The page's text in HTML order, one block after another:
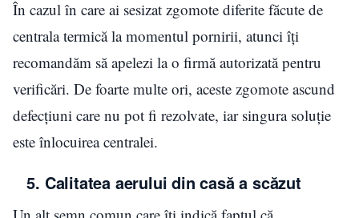
În cazul în care ai sesizat zgomote diferite făcute de
centrala termică la momentul pornirii, atunci îți
recomandăm să apelezi la o firmă autorizată pentru
verificări. De foarte multe ori, aceste zgomote ascund
defecțiuni care nu pot fi rezolvate, iar singura soluție
este înlocuirea centralei.
5. Calitatea aerului din casă a scăzut